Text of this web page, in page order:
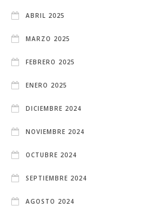
ABRIL 2025
MARZO 2025
FEBRERO 2025
ENERO 2025
DICIEMBRE 2024
NOVIEMBRE 2024
OCTUBRE 2024
SEPTIEMBRE 2024
AGOSTO 2024